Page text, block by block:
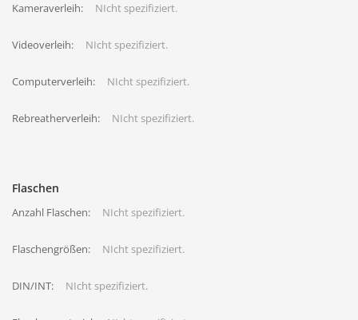
Kameraverleih: NIcht spezifiziert.
Videoverleih: NIcht spezifiziert.
Computerverleih: NIcht spezifiziert.
Rebreatherverleih: NIcht spezifiziert.
Flaschen
Anzahl Flaschen: NIcht spezifiziert.
Flaschengrößen: NIcht spezifiziert.
DIN/INT: NIcht spezifiziert.